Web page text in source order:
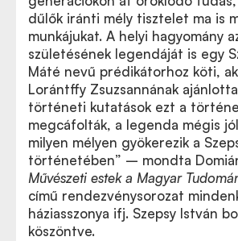
dűlők iránti mély tisztelet ma is
munkájukat. A helyi hagyomány
születésének legendáját is egy
Máté nevű prédikátorhoz köti,
Lorántffy Zsuzsannának
történeti kutatások ezt a
megcáfolták, a legenda mégis
milyen mélyen gyökerezik a
történetében” – mondta
Művészeti estek a Magyar
című rendezvénysorozat
háziasszonya ifj. Szepsy István
köszöntve.